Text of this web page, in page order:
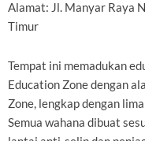
Alamat: Jl. Manyar Raya
Timur
Tempat ini memadukan
Education Zone dengan
Zone, lengkap dengan
Semua wahana dibuat